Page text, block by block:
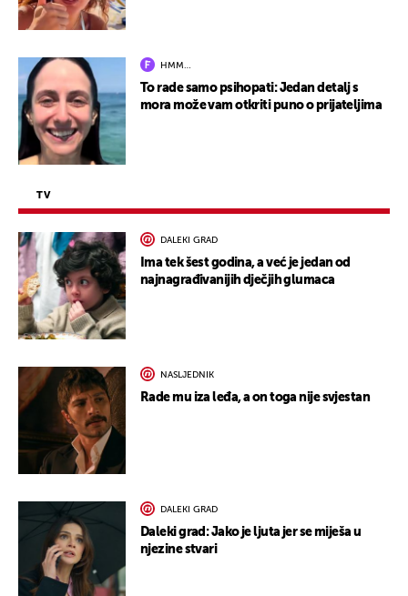
HMM…
To rade samo psihopati: Jedan detalj s
mora može vam otkriti puno o prijateljima
TV
DALEKI GRAD
Ima tek šest godina, a već je jedan od
najnagrađivanijih dječjih glumaca
NASLJEDNIK
Rade mu iza leđa, a on toga nije svjestan
DALEKI GRAD
Daleki grad: Jako je ljuta jer se miješa u
njezine stvari